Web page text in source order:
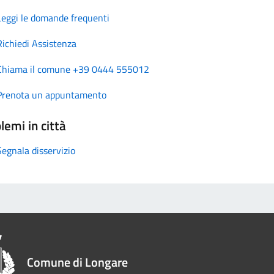
le domande frequenti
Assistenza
il comune +39 0444 555012
un appuntamento
in città
disservizio
Comune di Longare